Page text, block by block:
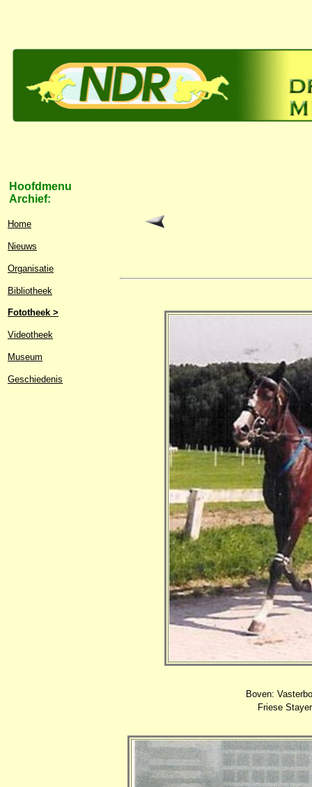
Hoofdmenu
Archief:
Home
Nieuws
Organisatie
Bibliotheek
Fototheek >
Videotheek
Museum
Geschiedenis
Boven:
Friese